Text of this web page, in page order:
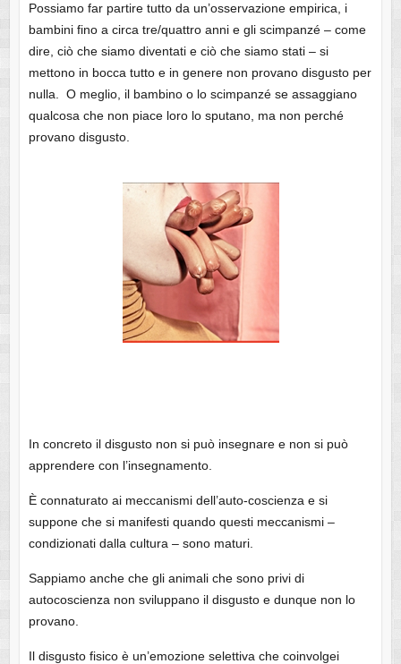
Possiamo far partire tutto da un’osservazione empirica, i
bambini fino a circa tre/quattro anni e gli scimpanzé – come
dire, ciò che siamo diventati e ciò che siamo stati – si
mettono in bocca tutto e in genere non provano disgusto per
nulla. O meglio, il bambino o lo scimpanzé se assaggiano
qualcosa che non piace loro lo sputano, ma non perché
provano disgusto.
In concreto il disgusto non si può insegnare e non si può
apprendere con l’insegnamento.
È connaturato ai meccanismi dell’auto-coscienza e si
suppone che si manifesti quando questi meccanismi –
condizionati dalla cultura – sono maturi.
Sappiamo anche che gli animali che sono privi di
autocoscienza non sviluppano il disgusto e dunque non lo
provano.
Il disgusto fisico è un’emozione selettiva che coinvolgei